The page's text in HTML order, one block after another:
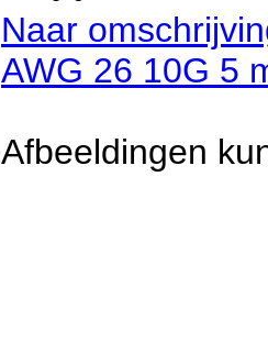
Naar
AWG 26 10G 5
Afbeeldingen